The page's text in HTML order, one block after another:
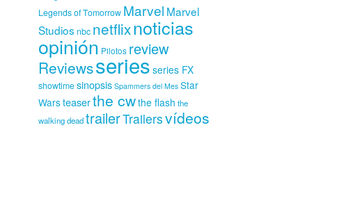
Legends of Tomorrow Marvel Marvel
Studios nbc netflixnoticias
opinión Pilotos review
Reviewsseries series FX
showtimesinopsis Spammers del Mes Star
Warsteaserthe cwthe flash the
walking deadtrailerTrailersvídeos